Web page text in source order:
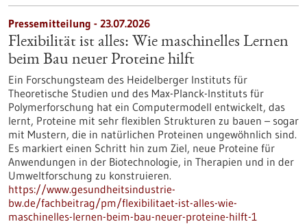
Pressemitteilung - 23.07.2026
Flexibilität ist alles: Wie maschinelles Lernen
beim Bau neuer Proteine hilft
Ein Forschungsteam des Heidelberger Instituts für
Theoretische Studien und des Max-Planck-Instituts für
Polymerforschung hat ein Computermodell entwickelt, das
lernt, Proteine mit sehr flexiblen Strukturen zu bauen – sogar
mit Mustern, die in natürlichen Proteinen ungewöhnlich sind.
Es markiert einen Schritt hin zum Ziel, neue Proteine für
Anwendungen in der Biotechnologie, in Therapien und in der
Umweltforschung zu konstruieren.
https://www.gesundheitsindustrie-
bw.de/fachbeitrag/pm/flexibilitaet-ist-alles-wie-
maschinelles-lernen-beim-bau-neuer-proteine-hilft-1